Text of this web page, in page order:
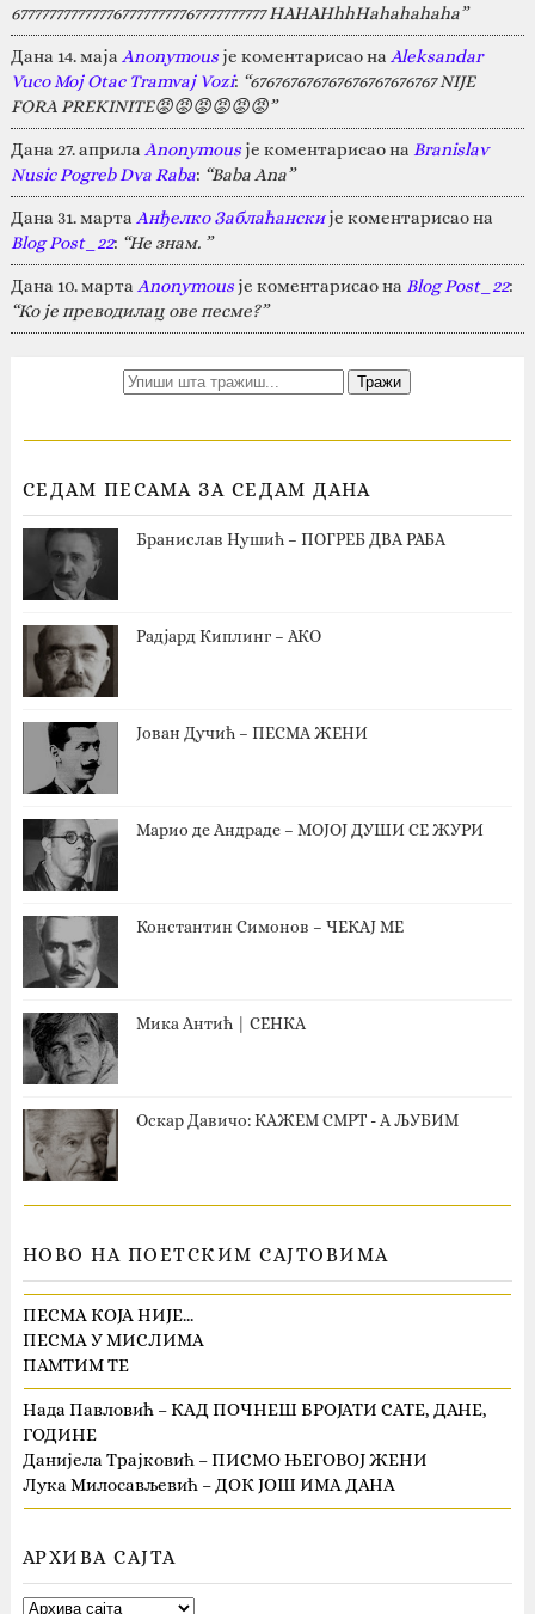
67777777777777677777777767777777777 HAHAHhhHahahahaha”
Дана 14. маја Anonymousје коментарисао на Aleksandar
Vuco Moj Otac Tramvaj Vozi: “676767676767676767676767 NIJE
FORA PREKINITE😡😡😡😡😡😡”
Дана 27. априла Anonymousје коментарисао на Branislav
Nusic Pogreb Dva Raba: “Baba Ana”
Дана 31. марта Анђелко Заблаћанскије коментарисао на
Blog Post_22: “Не знам. ”
Дана 10. марта Anonymousје коментарисао на Blog Post_22:
“Ко је преводилац ове песме?”
СЕДАМ ПЕСАМА ЗА СЕДАМ ДАНА
Бранислав Нушић – ПОГРЕБ ДВА РАБА
Радјард Киплинг – АКО
Јован Дучић – ПЕСМА ЖЕНИ
Марио де Андраде – МОЈОЈ ДУШИ СЕ ЖУРИ
Константин Симонов – ЧЕКАЈ МЕ
Мика Антић | СЕНКА
Оскар Давичо‎: КАЖЕМ СМРТ - А ЉУБИМ
НОВО НА ПОЕТСКИМ САЈТОВИМА
ПЕСМА КОЈА НИЈЕ…
ПЕСМА У МИСЛИМА
ПАМТИМ ТЕ
Нада Павловић – КАД ПОЧНЕШ БРОЈАТИ САТЕ, ДАНЕ,
ГОДИНЕ
Данијела Трајковић – ПИСМО ЊЕГОВОЈ ЖЕНИ
Лука Милосављевић – ДОК ЈОШ ИМА ДАНА
АРХИВА САЈТА